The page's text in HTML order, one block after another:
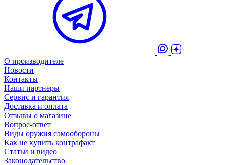
О производителе
Новости
Контакты
Наши партнеры
Сервис и гарантия
Доставка и оплата
Отзывы о магазине
Вопрос-ответ
Виды оружия самообороны
Как не купить контрафакт
Статьи и видео
Законодательство